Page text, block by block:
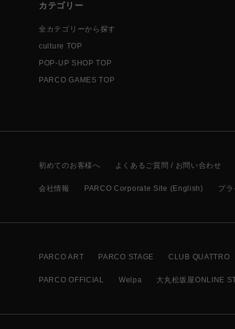
カテゴリー
全カテゴリーから探す
culture TOP
POP-UP SHOP TOP
PARCO GAMES TOP
初めてのお客様へ よくあるご質問 / お問い合わせ
会社情報 PARCO Corporate Site (English) プ
PARCO ART PARCO STAGE CLUB QUATTRO
PARCO OFFICIAL Welpa 大丸松坂屋ONLINE